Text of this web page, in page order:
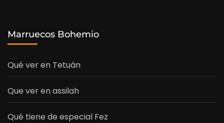
Marruecos Bohemio
Qué ver en Tetuán
Que ver en assilah
Qué tiene de especial Fez